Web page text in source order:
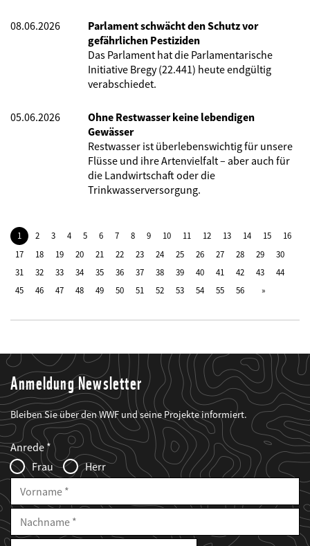
08.06.2026
Parlament schwächt den Schutz vor
gefährlichen Pestiziden
Das Parlament hat die Parlamentarische
Initiative Bregy (22.441) heute endgültig
verabschiedet.
05.06.2026
Ohne Restwasser keine lebendigen
Gewässer
Restwasser ist überlebenswichtig für unsere
Flüsse und ihre Artenvielfalt – aber auch für
die Landwirtschaft oder die
Trinkwasserversorgung.
1 2 3 4 5 6 7 8 9 10 11 12 13 14 15
16
17
18 19 20 21 22 23 24 25 26 27 28 29
30
31
32 33 34 35 36 37 38 39 40 41 42 43
44
45
46 47 48 49 50 51 52 53 54 55 56
Anmeldung Newsletter
Bleiben Sie über den WWF und seine Projekte informiert.
Web2Case
Infofelder
Fieldset
anrede_name
Anrede
Frau
Herr
Vorname
Nachname
E-